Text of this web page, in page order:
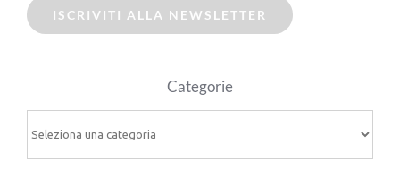
ISCRIVITI ALLA NEWSLETTER
Categorie